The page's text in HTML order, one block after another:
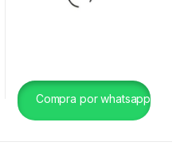
Compra por whatsapp